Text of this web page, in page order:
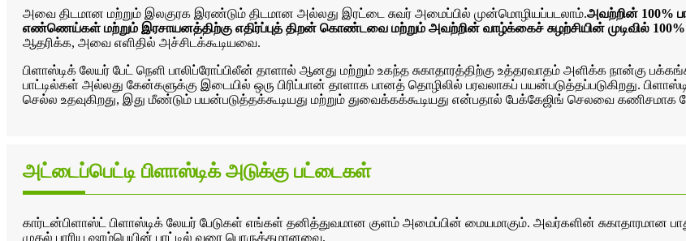
அவை திடமான மற்றும் இலகுரக இரண்டும் திடமான அல்லது இரட்டை சுவர் அமைப்பில் முன்மொழியப்படலாம்.அவற்றின் 100%
எண்ணெய்கள் மற்றும் இரசாயனத்திற்கு எதிர்ப்புத் திறன் கொண்டவை மற்றும் அவற்றின் வாழ்க்கைச் சுழற்சியின் முடிவில் 100%
ஆதரிக்க, அவை எளிதில் அச்சிடக்கூடியவை.
பிளாஸ்டிக் லேயர் பேட் நெளி பாலிப்ரோப்பிலீன் தாளால் ஆனது மற்றும் உகந்த சுகாதாரத்திற்கு உத்தரவாதம் அளிக்க நான்கு
பாட்டில்கள் அல்லது கேன்களுக்கு இடையில் ஒரு பிரிப்பான் தாளாக பானத் தொழிலில் பரவலாகப் பயன்படுத்தப்படுகிறது.
செல்ல உதவுகிறது, இது மீண்டும் பயன்படுத்தக்கூடியது மற்றும் துவைக்கக்கூடியது என்பதால் பேக்கேஜிங் செலவை கணிசமாக
அட்டைப்பெட்டி பிளாஸ்டிக் அடுக்கு பட்டைகள்
கார்டன்பிளாஸ்ட் பிளாஸ்டிக் லேயர் பேடுகள் எங்கள் தனித்துவமான குளம் அமைப்பின் மையமாகும். அவர்களின் சுகாதாரமான
முதல் பாரிய ஷாம்பெயின் பாட்டில் வரை பொருத்தமானவை.